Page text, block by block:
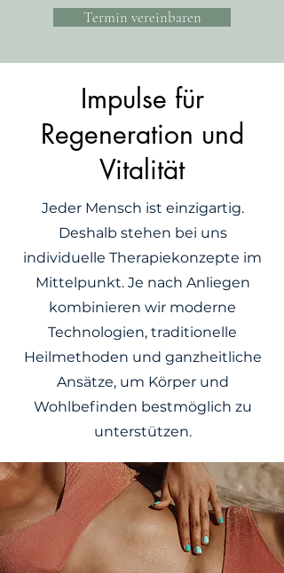
Termin vereinbaren
Impulse für
Regeneration und
Vitalität
Jeder Mensch ist einzigartig.
Deshalb stehen bei uns
individuelle Therapiekonzepte im
Mittelpunkt. Je nach Anliegen
kombinieren wir moderne
Technologien, traditionelle
Heilmethoden und ganzheitliche
Ansätze, um Körper und
Wohlbefinden bestmöglich zu
unterstützen.